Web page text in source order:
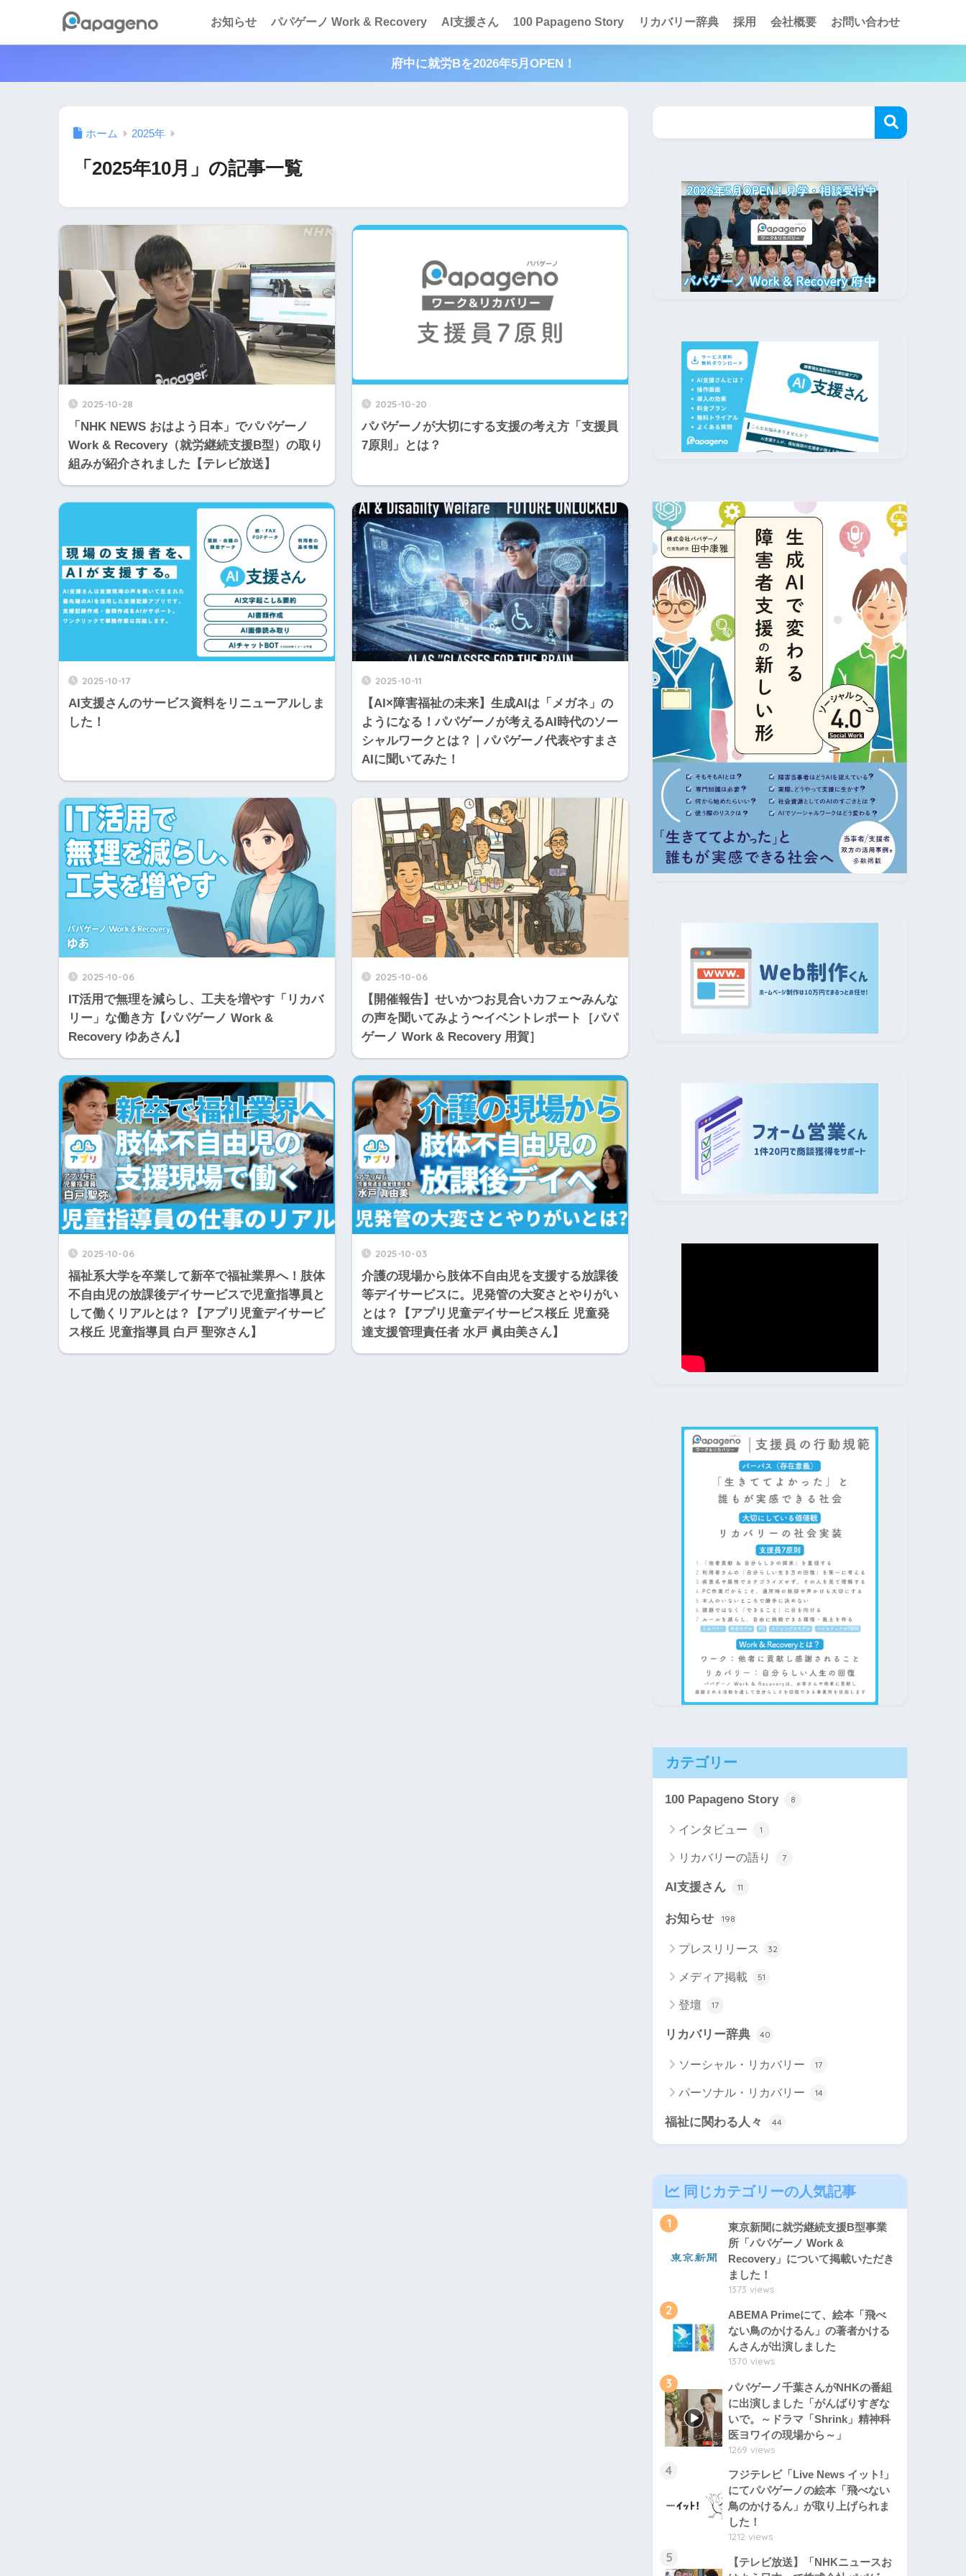
お知らせ パパゲーノ Work & Recovery AI支援さん 100 Papageno Story リカバリー辞典 採用 会社概要 お問い合わせ
府中に就労Bを2026年5月OPEN！
ホーム 2025年
「2025年10月」の記事一覧
2025-10-28
「NHK NEWS おはよう日本」でパパゲーノ
Work & Recovery（就労継続支援B型）の取り
組みが紹介されました【テレビ放送】
2025-10-20
パパゲーノが大切にする支援の考え方「支援員
7原則」とは？
2025-10-17
AI支援さんのサービス資料をリニューアルしま
した！
2025-10-11
【AI×障害福祉の未来】生成AIは「メガネ」の
ようになる！パパゲーノが考えるAI時代のソー
シャルワークとは？｜パパゲーノ代表やすまさ
AIに聞いてみた！
2025-10-06
IT活用で無理を減らし、工夫を増やす「リカバ
リー」な働き方【パパゲーノ Work &
Recovery ゆあさん】
2025-10-06
【開催報告】せいかつお見合いカフェ〜みんな
の声を聞いてみよう〜イベントレポート［パパ
ゲーノ Work & Recovery 用賀］
2025-10-06
福祉系大学を卒業して新卒で福祉業界へ！肢体
不自由児の放課後デイサービスで児童指導員と
して働くリアルとは？【アプリ児童デイサービ
ス桜丘 児童指導員 白戸 聖弥さん】
2025-10-03
介護の現場から肢体不自由児を支援する放課後
等デイサービスに。児発管の大変さとやりがい
とは？【アプリ児童デイサービス桜丘 児童発
達支援管理責任者 水戸 眞由美さん】
カテゴリー
100 Papageno Story 8
インタビュー 1
リカバリーの語り 7
AI支援さん 11
お知らせ 198
プレスリリース 32
メディア掲載 51
登壇 17
リカバリー辞典 40
ソーシャル・リカバリー 17
パーソナル・リカバリー 14
福祉に関わる人々 44
同じカテゴリーの人気記事
1
東京新聞に就労継続支援B型事業
所「パパゲーノ Work &
Recovery」について掲載いただき
ました！
1373 views
2
ABEMA Primeにて、絵本「飛べ
ない鳥のかけるん」の著者かける
んさんが出演しました
1370 views
3
パパゲーノ千葉さんがNHKの番組
に出演しました「がんばりすぎな
いで。～ドラマ「Shrink」精神科
医ヨワイの現場から～」
1269 views
4
フジテレビ「Live News イット!」
にてパパゲーノの絵本「飛べない
鳥のかけるん」が取り上げられま
した！
1212 views
5
【テレビ放送】「NHKニュースお